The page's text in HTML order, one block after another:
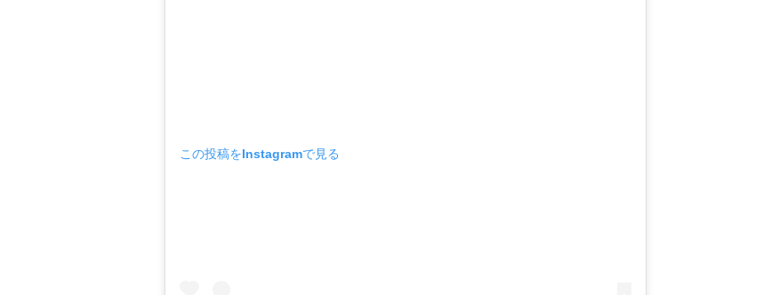
この投稿をInstagramで見る